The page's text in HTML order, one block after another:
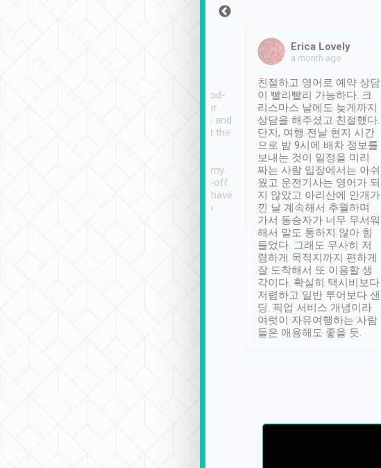
service, vehicles in good-
condition and the driver
service was awesome and
thoughtful. Driver went the
have safely arrived at my
destination after drop-off.
Definitely something I have
not seen elsewhere 👍
Erica Lovely
a month ago
친절하고 영어로 예약 상담
이 빨리빨리 가능하다. 크
리스마스 날에도 늦게까지
상담을 해주셨고 친절했다.
단지, 여행 전날 현지 시간
으로 밤 9시에 배차 정보를
보내는 것이 일정을 미리
짜는 사람 입장에서는 아쉬
웠고 운전기사는 영어가 되
지 않았고 아리산에 안개가
낀 날 계속해서 추월하며
가서 동승자가 너무 무서워
해서 말도 통하지 않아 힘
들었다. 그래도 무사히 저
렴하게 목적지까지 편하게
잘 도착해서 또 이용할 생
각이다. 확실히 택시비보다
저렴하고 일반 투어보다 샌
딩. 픽업 서비스 개념이라
여럿이 자유여행하는 사람
들은 애용해도 좋을 듯.